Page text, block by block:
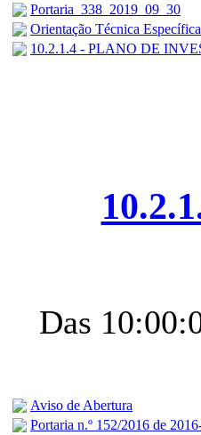
Portaria_338_2019_09_30
Orientação Técnica
10.2.1.4 - PLANO DE
Das
Aviso de Abertura
Portaria n.º 152/2016 de